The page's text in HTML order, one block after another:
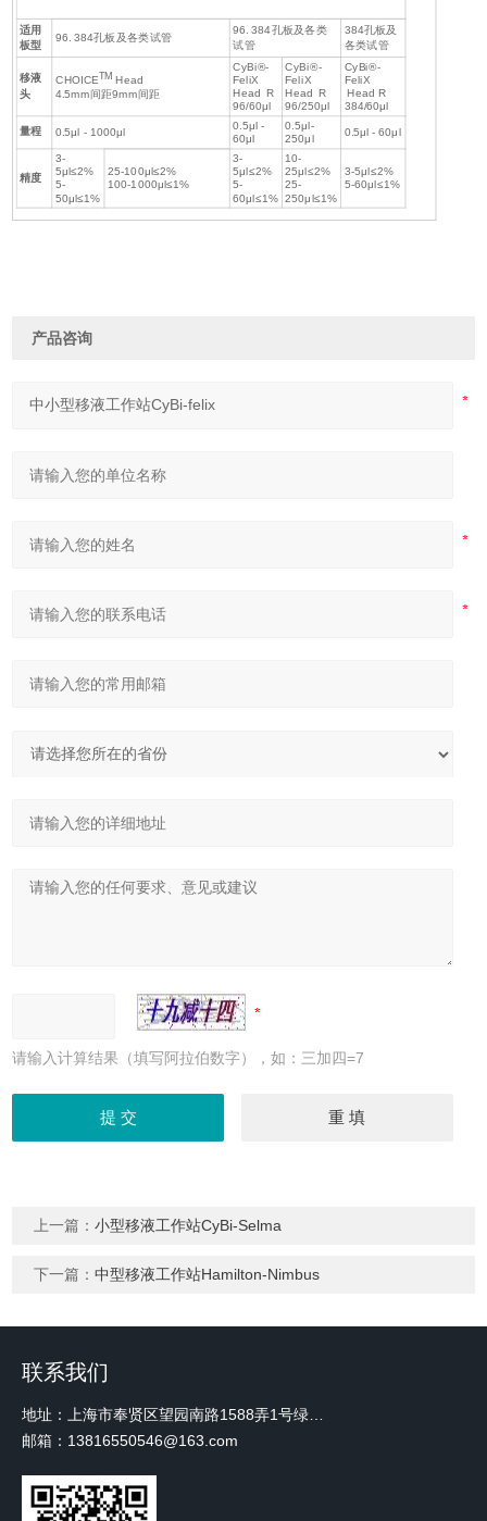
适用
板型
96. 384孔板及各类试管
96. 384孔板及各类
试管
384孔板及
各类试管
移液
头
CHOICETMHead
4.5mm间距9mm间距
CyBi®-
FeliX
Head R
96/60μl
CyBi®-
FeliX
Head R
96/250μl
CyBi®-
FeliX
Head R
384/60μl
量程 0.5μl - 1000μl 0.5μl -
60μl
0.5μl-
250μl 0.5μl - 60μl
精度
3-
5μl≤2%
5-
50μl≤1%
25-100μl≤2%
100-1000μl≤1%
3-
5μl≤2%
5-
60μl≤1%
10-
25μl≤2%
25-
250μl≤1%
3-5μl≤2%
5-60μl≤1%
产品咨询
请输入计算结果（填写阿拉伯数字），如：三加四=7
上一篇：小型移液工作站CyBi-Selma
下一篇：中型移液工作站Hamilton-Nimbus
联系我们
邮箱：13816550546@163.com